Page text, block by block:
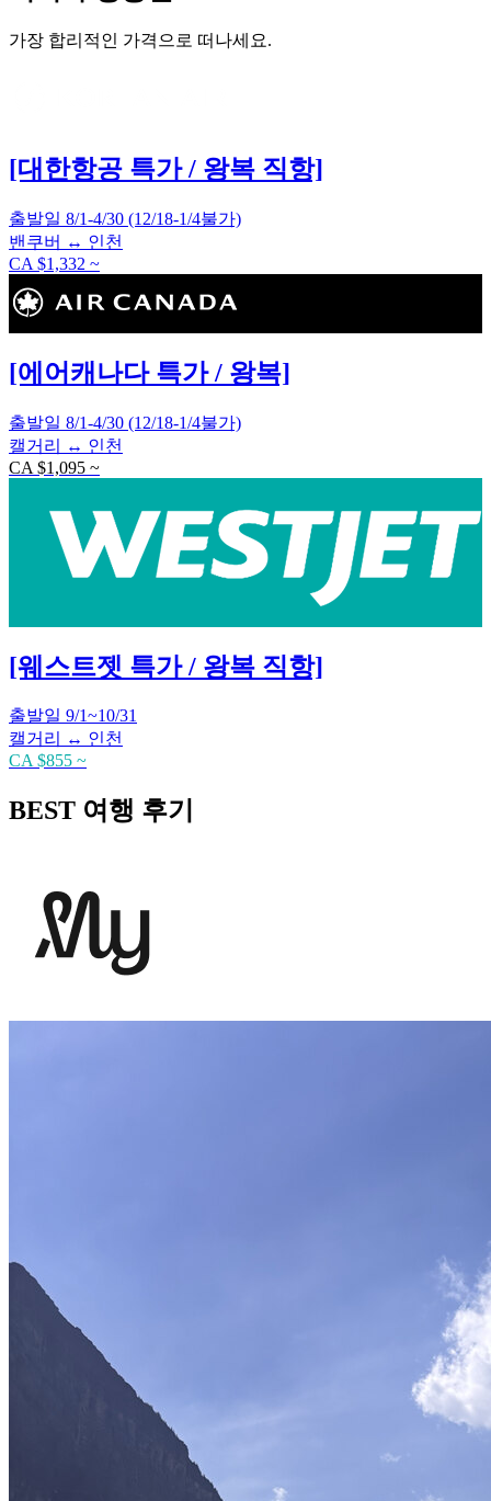
가장 합리적인 가격으로 떠나세요.
[대한항공 특가 / 왕복 직항]
출발일 8/1-4/30 (12/18-1/4불가)
밴쿠버 ↔ 인천
CA $1,332 ~
[에어캐나다 특가 / 왕복]
출발일 8/1-4/30 (12/18-1/4불가)
캘거리 ↔ 인천
CA $1,095 ~
[웨스트젯 특가 / 왕복 직항]
출발일 9/1~10/31
캘거리 ↔ 인천
CA $855 ~
BEST 여행 후기